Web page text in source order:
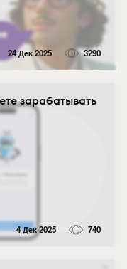
24 Дек 2025 3290
зарабатывать
4 Дек 2025 740